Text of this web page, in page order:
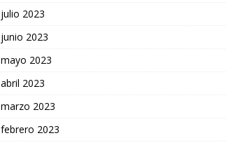
julio 2023
junio 2023
mayo 2023
abril 2023
marzo 2023
febrero 2023